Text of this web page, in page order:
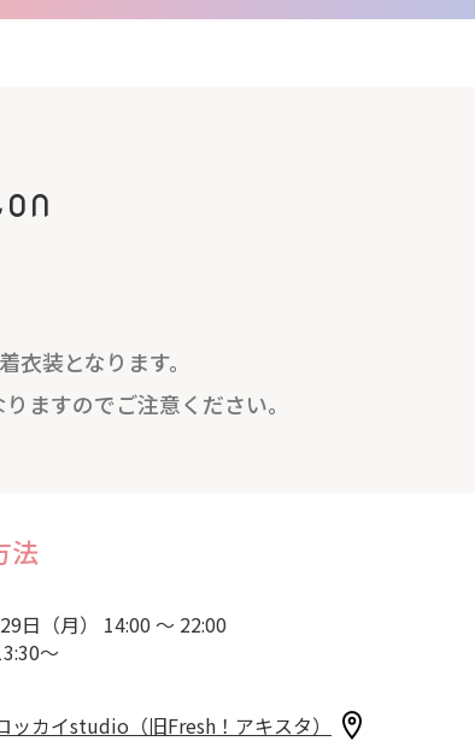
装となります。
ますのでご注意ください。
法
日（月） 14:00 ～ 22:00
～
ッカイstudio（旧Fresh！アキスタ）